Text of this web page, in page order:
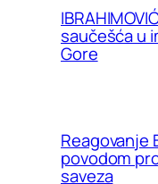
saučešća u
Gore
Reagovanje
povodom
saveza